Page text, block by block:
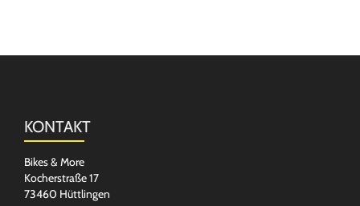
KONTAKT
Bikes & More
Kocherstraße 17
73460 Hüttlingen